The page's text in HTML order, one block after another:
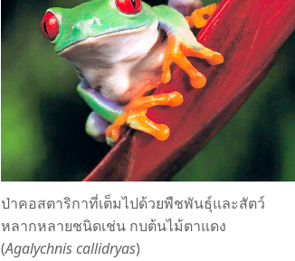
ป่า​คอสตาริกา​ที่​เต็ม​ไป​ด้วย​พืชพันธุ์​และ​สัตว์​
หลาก​หลาย​ชนิด​เช่น กบ​ต้น​ไม้​ตา​แดง
(Agalychnis callidryas)